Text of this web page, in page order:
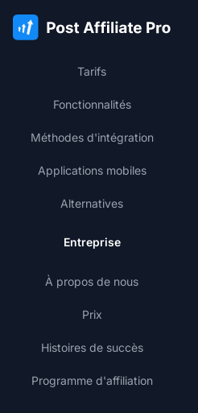
Tarifs
Fonctionnalités
Méthodes d'intégration
Applications mobiles
Alternatives
Entreprise
À propos de nous
Prix
Histoires de succès
Programme d'affiliation